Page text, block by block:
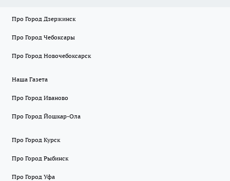
Про Город Дзержинск
Про Город Чебоксары
Про Город Новочебоксарск
Наша Газета
Про Город Иваново
Про Город Йошкар-Ола
Про Город Курск
Про Город Рыбинск
Про Город Уфа